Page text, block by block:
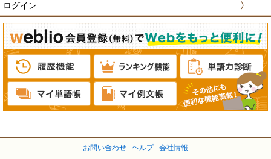
ログイン 〉
お問い合わせ ヘルプ 会社情報